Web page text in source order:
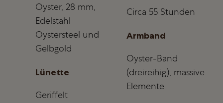
Oyster, 28 mm,
Edelstahl
Oystersteel und
Gelbgold
Lünette
Geriffelt
Circa 55 Stunden
Armband
Oyster-Band
(dreireihig), massive
Elemente